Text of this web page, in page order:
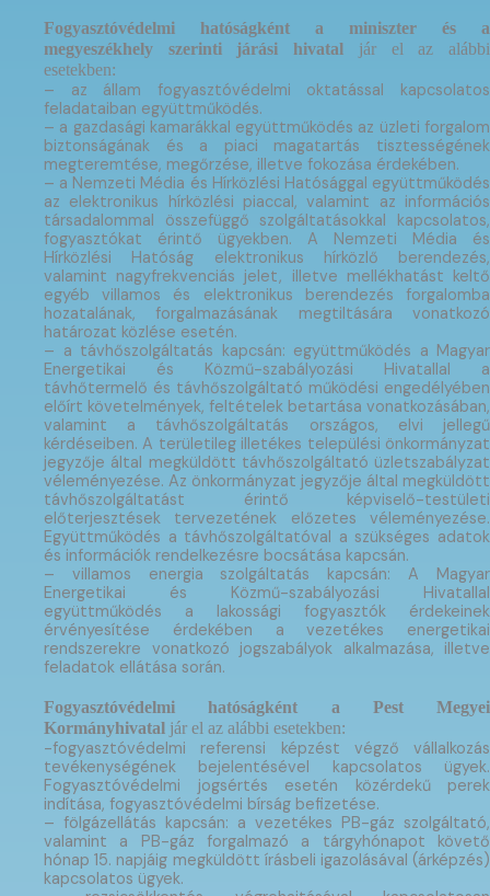
Fogyasztóvédelmi hatóságként a miniszter és a
megyeszékhely szerinti járási hivatal jár el az alábbi
esetekben:
– az állam fogyasztóvédelmi oktatással kapcsolatos
feladataiban együttműködés.
– a gazdasági kamarákkal együttműködés az üzleti forgalom
biztonságának és a piaci magatartás tisztességének
megteremtése, megőrzése, illetve fokozása érdekében.
– a Nemzeti Média és Hírközlési Hatósággal együttműködés
az elektronikus hírközlési piaccal, valamint az információs
társadalommal összefüggő szolgáltatásokkal kapcsolatos,
fogyasztókat érintő ügyekben. A Nemzeti Média és
Hírközlési Hatóság elektronikus hírközlő berendezés,
valamint nagyfrekvenciás jelet, illetve mellékhatást keltő
egyéb villamos és elektronikus berendezés forgalomba
hozatalának, forgalmazásának megtiltására vonatkozó
határozat közlése esetén.
– a távhőszolgáltatás kapcsán: együttműködés a Magyar
Energetikai és Közmű-szabályozási Hivatallal a
távhőtermelő és távhőszolgáltató működési engedélyében
előírt követelmények, feltételek betartása vonatkozásában,
valamint a távhőszolgáltatás országos, elvi jellegű
kérdéseiben. A területileg illetékes települési önkormányzat
jegyzője által megküldött távhőszolgáltató üzletszabályzat
véleményezése. Az önkormányzat jegyzője által megküldött
távhőszolgáltatást érintő képviselő-testületi
előterjesztések tervezetének előzetes véleményezése.
Együttműködés a távhőszolgáltatóval a szükséges adatok
és információk rendelkezésre bocsátása kapcsán.
– villamos energia szolgáltatás kapcsán: A Magyar
Energetikai és Közmű-szabályozási Hivatallal
együttműködés a lakossági fogyasztók érdekeinek
érvényesítése érdekében a vezetékes energetikai
rendszerekre vonatkozó jogszabályok alkalmazása, illetve
feladatok ellátása során.
Fogyasztóvédelmi hatóságként a Pest Megyei
Kormányhivatal jár el az alábbi esetekben:
-fogyasztóvédelmi referensi képzést végző vállalkozás
tevékenységének bejelentésével kapcsolatos ügyek.
Fogyasztóvédelmi jogsértés esetén közérdekű perek
indítása, fogyasztóvédelmi bírság befizetése.
– fölgázellátás kapcsán: a vezetékes PB-gáz szolgáltató,
valamint a PB-gáz forgalmazó a tárgyhónapot követő
hónap 15. napjáig megküldött írásbeli igazolásával (árképzés)
kapcsolatos ügyek.